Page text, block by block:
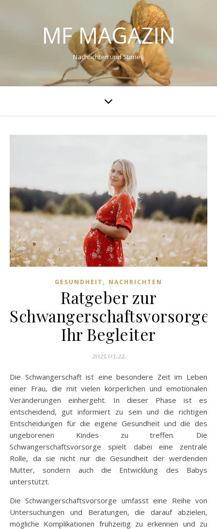
MF MAGAZIN
Nachrichten und Stories
GESUNDHEIT , NACHRICHTEN
Ratgeber zur
Schwangerschaftsvorsorge:
Ihr Begleiter
2025.03.22.
Die Schwangerschaft ist eine besondere Zeit im Leben
einer Frau, die mit vielen körperlichen und emotionalen
Veränderungen einhergeht. In dieser Phase ist es
entscheidend, gut informiert zu sein und die richtigen
Entscheidungen für die eigene Gesundheit und die des
ungeborenen Kindes zu treffen. Die
Schwangerschaftsvorsorge spielt dabei eine zentrale
Rolle, da sie nicht nur die Gesundheit der werdenden
Mutter, sondern auch die Entwicklung des Babys
unterstützt.
Die Schwangerschaftsvorsorge umfasst eine Reihe von
Untersuchungen und Beratungen, die darauf abzielen,
mögliche Komplikationen frühzeitig zu erkennen und zu